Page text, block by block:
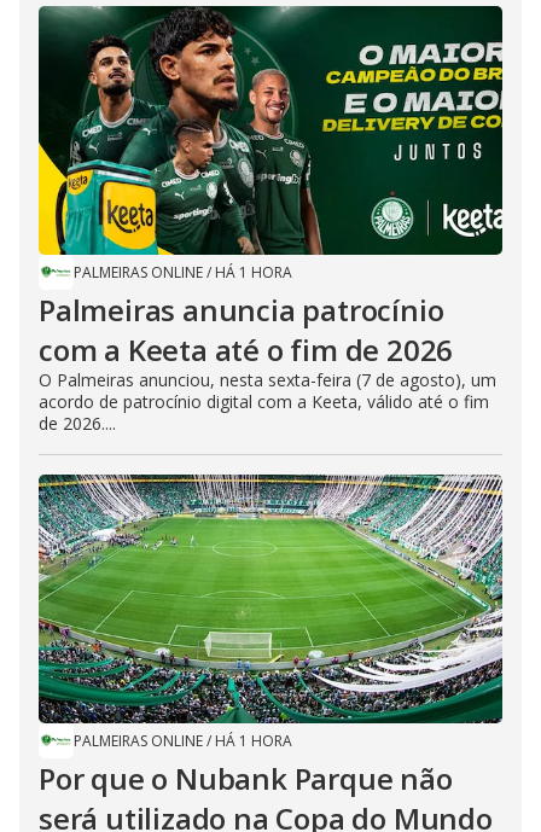
PALMEIRAS ONLINE/ HÁ 1 HORA
Palmeiras anuncia patrocínio
com a Keeta até o fim de 2026
O Palmeiras anunciou, nesta sexta-feira (7 de agosto), um
acordo de patrocínio digital com a Keeta, válido até o fim
de 2026....
PALMEIRAS ONLINE/ HÁ 1 HORA
Por que o Nubank Parque não
será utilizado na Copa do Mundo